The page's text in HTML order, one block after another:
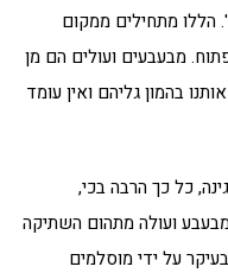
הללו מתחילים ממקום
מבעבעים ועולים הם מן
בהמון גליהם ואין עומד
כל כך הרבה בכי,
ועולה מתהום השתיקה
על ידי מוסלמים